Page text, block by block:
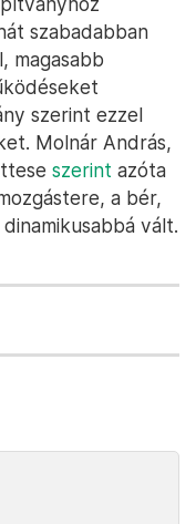
szabadabban
magasabb
szerint ezzel
Molnár András,
szerint azóta
a bér,
vált.